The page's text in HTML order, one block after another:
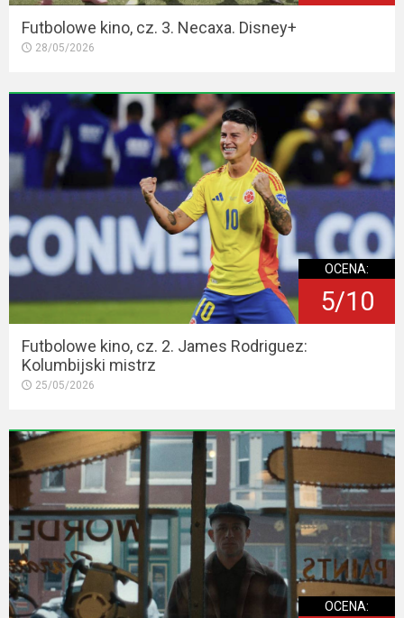
Futbolowe kino, cz. 3. Necaxa. Disney+
28/05/2026
OCENA:
5/10
Futbolowe kino, cz. 2. James Rodriguez:
Kolumbijski mistrz
25/05/2026
OCENA: